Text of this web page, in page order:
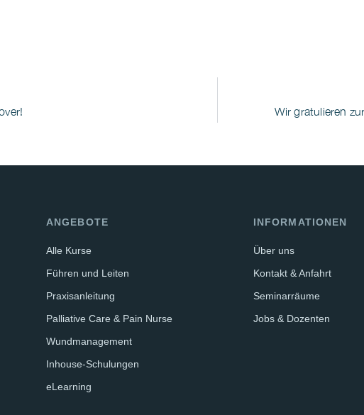
Wir gratulieren
ANGEBOTE
Alle Kurse
Führen und Leiten
Praxisanleitung
Palliative Care & Pain Nurse
Wundmanagement
Inhouse-Schulungen
eLearning
INFORMATIONEN
Über uns
Kontakt & Anfahrt
Seminarräume
Jobs & Dozenten